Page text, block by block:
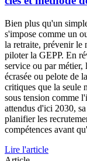
Bien plus qu'un
s'impose comme un
la retraite, prévenir le
piloter la GEPP. En
service ou par
écrasée ou pelote de
critiques que la seule
sous tension comme
attendus d'ici 2030,
planifier les
compétences avant
Lire l'article